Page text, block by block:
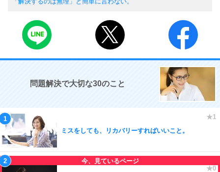
問題解決で大切な30のこと
ミスをしても、リカバリーすればいいこと。